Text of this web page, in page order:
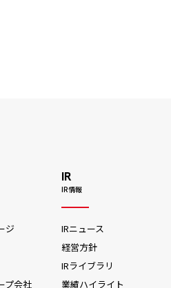
ジ
プ会社
IR
IR情報
IRニュース
経営方針
IRライブラリ
業績ハイライト